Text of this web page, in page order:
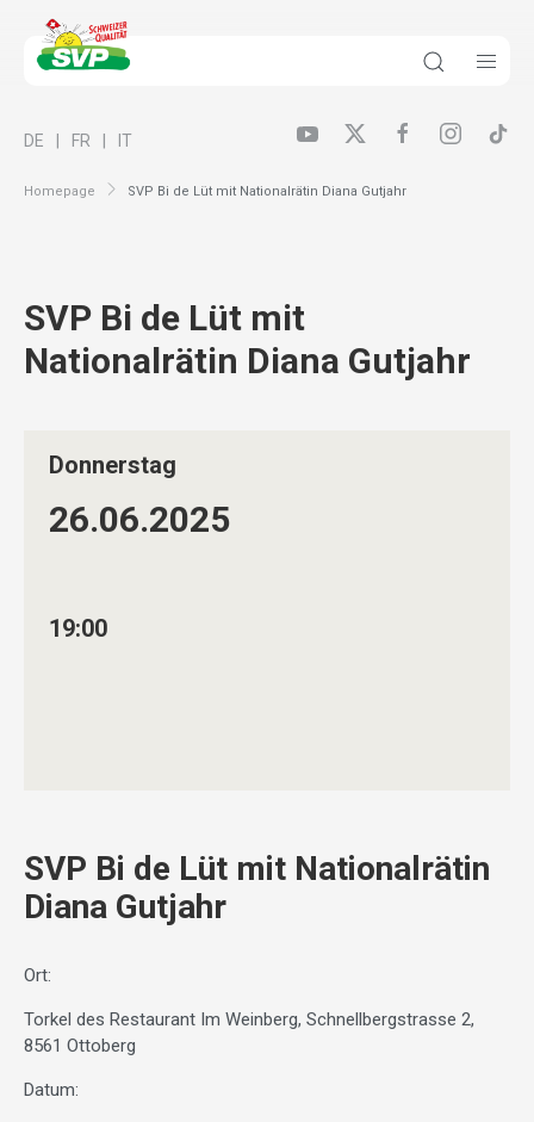
Homepage SVP Bi de Lüt mit Nationalrätin Diana Gutjahr
DE FR IT
SVP Bi de Lüt mit
Nationalrätin Diana Gutjahr
Donnerstag
26.06.2025
19:00
SVP Bi de Lüt mit Nationalrätin
Diana Gutjahr
Ort:
Torkel des Restaurant Im Weinberg, Schnellbergstrasse 2,
8561 Ottoberg
Datum: